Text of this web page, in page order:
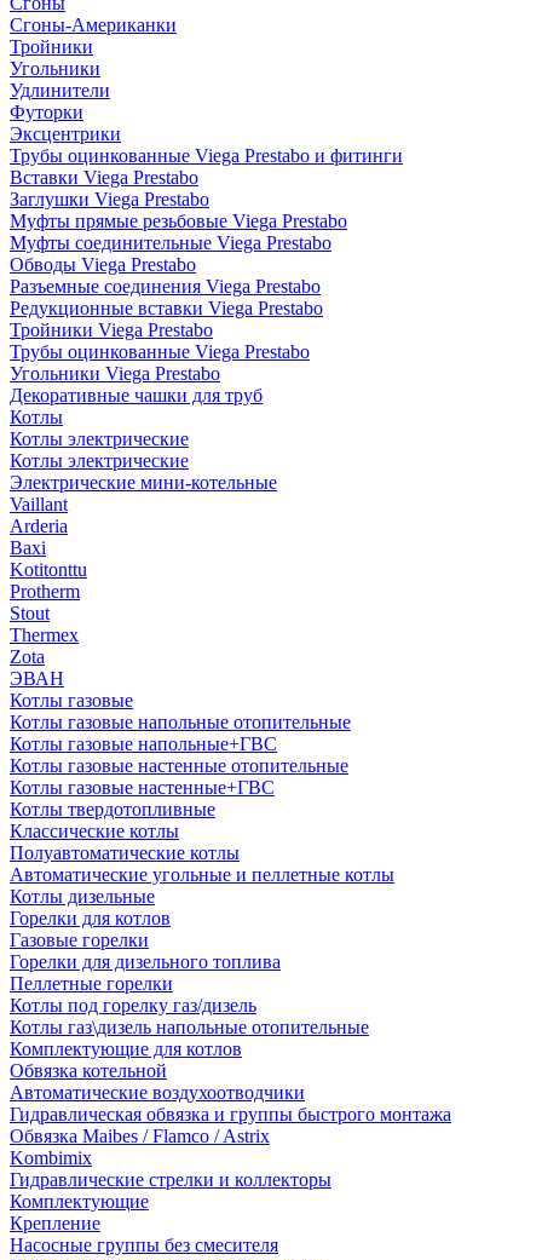
Сгоны-Американки
Тройники
Угольники
Удлинители
Футорки
Эксцентрики
Трубы оцинкованные Viega Prestabo и фитинги
Вставки Viega Prestabo
Заглушки Viega Prestabo
Муфты прямые резьбовые Viega Prestabo
Муфты соединительные Viega Prestabo
Обводы Viega Prestabo
Разъемные соединения Viega Prestabo
Редукционные вставки Viega Prestabo
Тройники Viega Prestabo
Трубы оцинкованные Viega Prestabo
Угольники Viega Prestabo
Декоративные чашки для труб
Котлы
Котлы электрические
Котлы электрические
Электрические мини-котельные
Vaillant
Arderia
Baxi
Kotitonttu
Protherm
Stout
Thermex
Zota
ЭВАН
Котлы газовые
Котлы газовые напольные отопительные
Котлы газовые напольные+ГВС
Котлы газовые настенные отопительные
Котлы газовые настенные+ГВС
Котлы твердотопливные
Классические котлы
Полуавтоматические котлы
Автоматические угольные и пеллетные котлы
Котлы дизельные
Горелки для котлов
Газовые горелки
Горелки для дизельного топлива
Пеллетные горелки
Котлы под горелку газ/дизель
Котлы газ\дизель напольные отопительные
Комплектующие для котлов
Обвязка котельной
Автоматические воздухоотводчики
Гидравлическая обвязка и группы быстрого монтажа
Обвязка Maibes / Flamco / Astrix
Kombimix
Гидравлические стрелки и коллекторы
Комплектующие
Крепление
Насосные группы без смесителя